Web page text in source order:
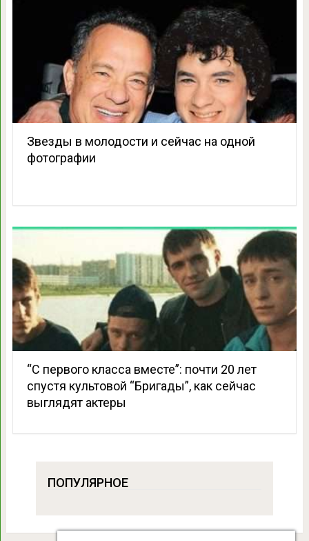
Звезды в молодости и сейчас на одной
фотографии
“С первого класса вместе”: почти 20 лет
спустя культовой “Бригады”, как сейчас
выглядят актеры
ПОПУЛЯРНОЕ